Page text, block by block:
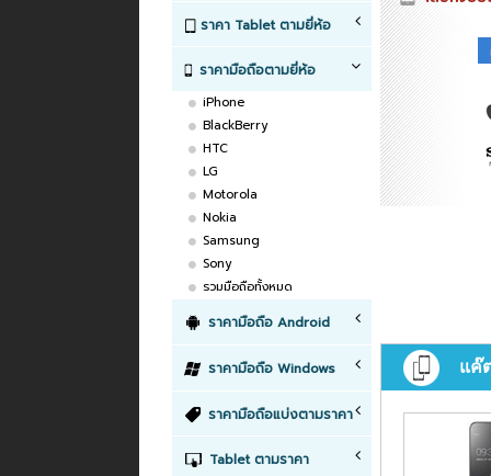
ราคา Tablet ตามยี่ห้อ
ราคามือถือตามยี่ห้อ
iPhone
BlackBerry
HTC
LG
Motorola
Nokia
Samsung
Sony
รวมมือถือทั้งหมด
ราคามือถือ Android
ราคามือถือ Windows
ราคามือถือแบ่งตามราคา
Tablet ตามราคา
แค๊